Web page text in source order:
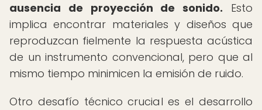
ausencia de proyección de sonido. Esto
implica encontrar materiales y diseños que
reproduzcan fielmente la respuesta acústica
de un instrumento convencional, pero que al
mismo tiempo minimicen la emisión de ruido.
Otro desafío técnico crucial es el desarrollo